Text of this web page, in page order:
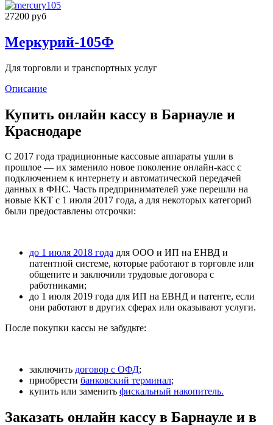
27200 руб
Меркурий-105Ф
Для торговли и транспортных услуг
Описание
Купить онлайн кассу в Барнауле и
Краснодаре
С 2017 года традиционные кассовые аппараты ушли в
прошлое — их заменило новое поколение онлайн-касс с
подключением к интернету и автоматической передачей
данных в ФНС. Часть предпринимателей уже перешли на
новые ККТ с 1 июля 2017 года, а для некоторых категорий
были предоставлены отсрочки:
до 1 июля 2018 года для ООО и ИП на ЕНВД и
патентной системе, которые работают в торговле или
общепите и заключили трудовые договора с
работниками;
до 1 июля 2019 года для ИП на ЕВНД и патенте, если
они работают в других сферах или оказывают услуги.
После покупки кассы не забудьте:
заключить договор с ОФД;
приобрести банковский терминал;
купить или заменить фискальный накопитель.
Заказать онлайн кассу в Барнауле и в